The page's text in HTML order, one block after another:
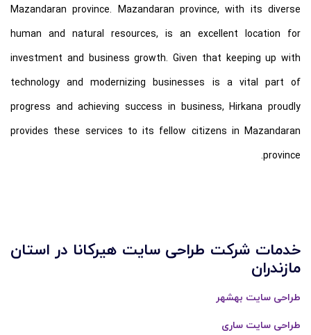
Mazandaran province. Mazandaran province, with its diverse
human and natural resources, is an excellent location for
investment and business growth. Given that keeping up with
technology and modernizing businesses is a vital part of
progress and achieving success in business, Hirkana proudly
provides these services to its fellow citizens in Mazandaran
province.
خدمات شرکت طراحی سایت هیرکانا در استان
مازندران
طراحی سایت بهشهر
طراحی سایت ساری